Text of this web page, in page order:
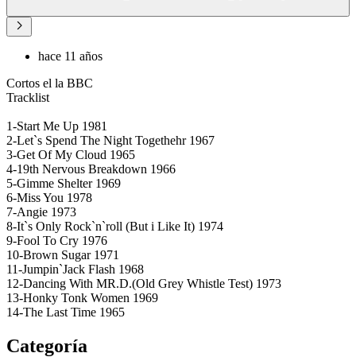
hace 11 años
Cortos el la BBC
Tracklist
1-Start Me Up 1981
2-Let`s Spend The Night Togethehr 1967
3-Get Of My Cloud 1965
4-19th Nervous Breakdown 1966
5-Gimme Shelter 1969
6-Miss You 1978
7-Angie 1973
8-It`s Only Rock`n`roll (But i Like It) 1974
9-Fool To Cry 1976
10-Brown Sugar 1971
11-Jumpin`Jack Flash 1968
12-Dancing With MR.D.(Old Grey Whistle Test) 1973
13-Honky Tonk Women 1969
14-The Last Time 1965
Categoría